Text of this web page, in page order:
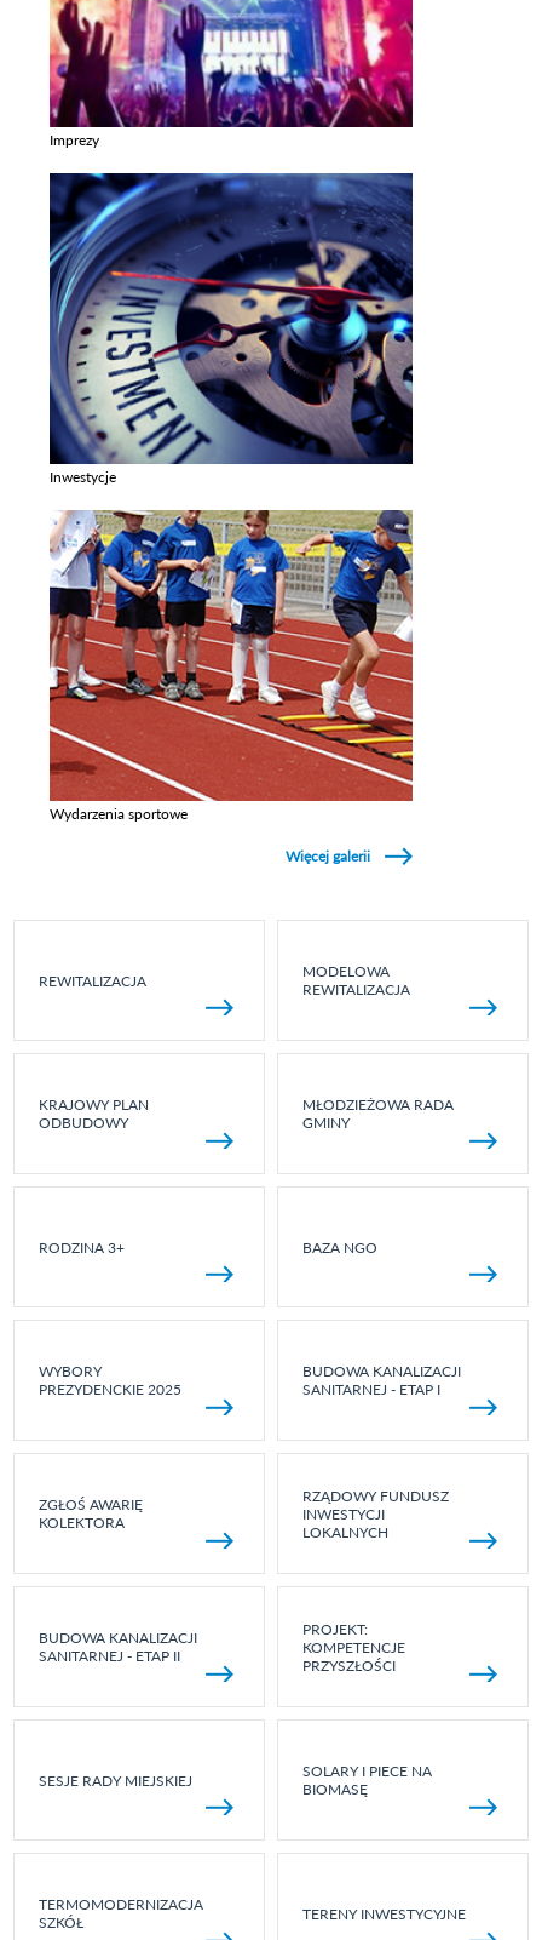
Imprezy
Inwestycje
Wydarzenia sportowe
Więcej galerii
REWITALIZACJA
MODELOWA
REWITALIZACJA
KRAJOWY PLAN
ODBUDOWY
MŁODZIEŻOWA RADA
GMINY
RODZINA 3+ BAZA NGO
WYBORY
PREZYDENCKIE 2025
BUDOWA KANALIZACJI
SANITARNEJ - ETAP I
ZGŁOŚ AWARIĘ
KOLEKTORA
RZĄDOWY FUNDUSZ
INWESTYCJI
LOKALNYCH
BUDOWA KANALIZACJI
SANITARNEJ - ETAP II
PROJEKT:
KOMPETENCJE
PRZYSZŁOŚCI
SESJE RADY MIEJSKIEJ
SOLARY I PIECE NA
BIOMASĘ
TERMOMODERNIZACJA
SZKÓŁ
TERENY INWESTYCYJNE